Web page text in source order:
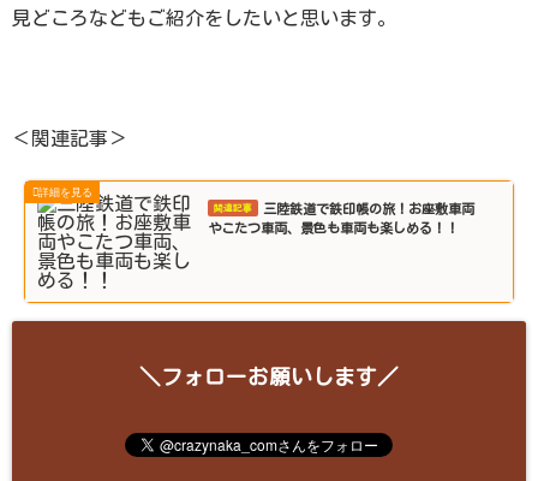
見どころなどもご紹介をしたいと思います。
＜関連記事＞
三陸鉄道で鉄印帳の旅！お座敷車両
やこたつ車両、景色も車両も楽しめる！！
＼フォローお願いします／